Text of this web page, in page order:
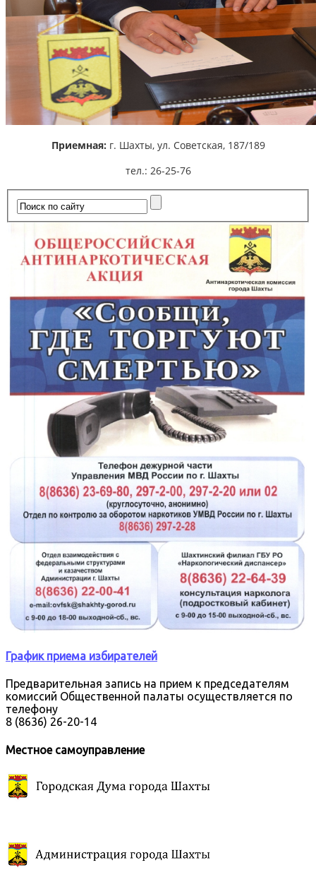
Приемная: г. Шахты, ул. Советская, 187/189
тел.: 26-25-76
График приема избирателей
Предварительная запись на прием к председателям
комиссий Общественной палаты осуществляется по
телефону
8 (8636) 26-20-14
Местное самоуправление